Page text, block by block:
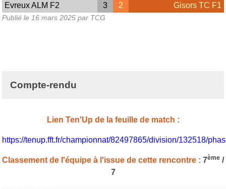
Evreux ALM F2 3 2 Gisors TC F1
Publié le 16 mars 2025 par TCG
Compte-rendu
Lien Ten'Up de la feuille de match :
https://tenup.fft.fr/championnat/82497865/division/132518/
Classement de l'équipe à l'issue de cette rencontre : 7ème /
7